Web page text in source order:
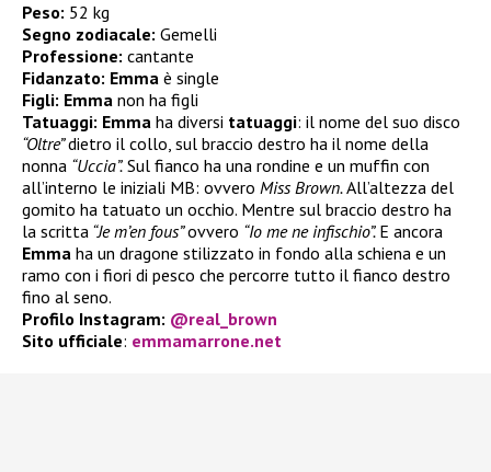
Peso: 52 kg
Segno zodiacale: Gemelli
Professione: cantante
Fidanzato: Emma è single
Figli: Emma non ha figli
Tatuaggi: Emma ha diversi tatuaggi: il nome del suo disco
“Oltre”dietro il collo, sul braccio destro ha il nome della
nonna “Uccia”. Sul fianco ha una rondine e un muffin con
all’interno le iniziali MB: ovvero Miss Brown.All’altezza del
gomito ha tatuato un occhio. Mentre sul braccio destro ha
la scritta “Je m’en fous”ovvero “Io me ne infischio”. E ancora
Emma ha un dragone stilizzato in fondo alla schiena e un
ramo con i fiori di pesco che percorre tutto il fianco destro
fino al seno.
Profilo Instagram: @real_brown
Sito ufficiale: emmamarrone.net